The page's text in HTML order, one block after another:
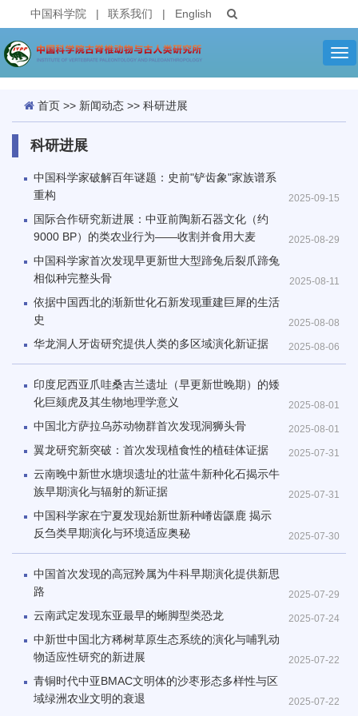
中国科学院 | 联系我们 | English
首页 >> 新闻动态 >> 科研进展
科研进展
2025-09-15
中国科学家破解百年谜题：史前"铲齿象"家族谱系
重构
2025-08-29
国际合作研究新进展：中亚前陶新石器文化（约
9000 BP）的类农业行为——收割并食用大麦
2025-08-11
中国科学家首次发现早更新世大型蹄兔后裂爪蹄兔
相似种完整头骨
2025-08-08
依据中国西北的渐新世化石新发现重建巨犀的生活
史
2025-08-06
华龙洞人牙齿研究提供人类的多区域演化新证据
2025-08-01
印度尼西亚爪哇桑吉兰遗址（早更新世晚期）的矮
化巨颏虎及其生物地理学意义
2025-08-01
中国北方萨拉乌苏动物群首次发现洞狮头骨
2025-07-31
翼龙研究新突破：首次发现植食性的植硅体证据
2025-07-31
云南晚中新世水塘坝遗址的壮蓝牛新种化石揭示牛
族早期演化与辐射的新证据
2025-07-30
中国科学家在宁夏发现始新世新种嵴齿鼷鹿 揭示
反刍类早期演化与环境适应奥秘
2025-07-29
中国首次发现的高冠羚属为牛科早期演化提供新思
路
2025-07-24
云南武定发现东亚最早的蜥脚型类恐龙
2025-07-22
中新世中国北方稀树草原生态系统的演化与哺乳动
物适应性研究的新进展
2025-07-22
青铜时代中亚BMAC文明体的沙枣形态多样性与区
域绿洲农业文明的衰退